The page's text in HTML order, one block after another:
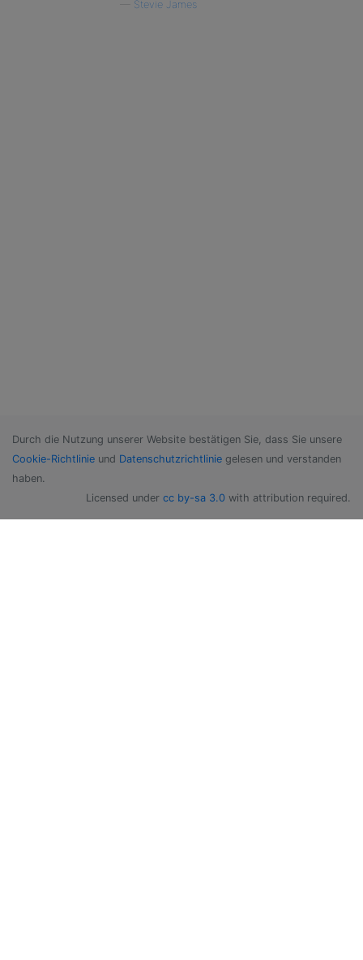
Stevie James
Durch die Nutzung unserer Website bestätigen Sie, dass Sie unsere
Cookie-Richtlinie und Datenschutzrichtlinie gelesen und verstanden
haben.
Licensed under cc by-sa 3.0 with attribution required.